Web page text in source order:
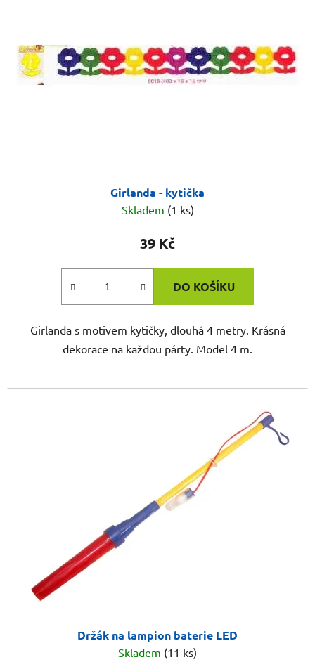
Girlanda - kytička
Skladem (1 ks)
39 Kč
DO KOŠÍKU
Girlanda s motivem kytičky, dlouhá 4 metry. Krásná
dekorace na každou párty. Model 4 m.
Držák na lampion baterie LED
Skladem (11 ks)